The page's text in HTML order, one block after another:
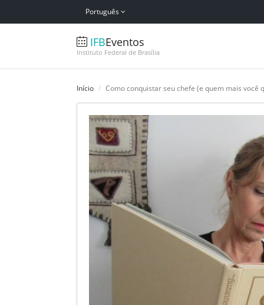
Português
IFBEventos
Instituto Federal de Brasília
Início Como conquistar seu chefe (e quem mais você